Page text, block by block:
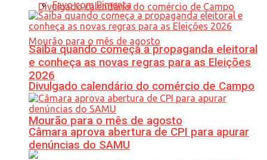
Divulgado calendário do comércio de Campo
Mourão para o mês de agosto
Favo com Pimenta
Saiba quando começa a propaganda eleitoral
e conheça as novas regras para as Eleições
2026
Câmara aprova abertura de CPI para apurar
denúncias do SAMU